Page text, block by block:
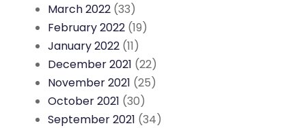
March 2022 (33)
February 2022 (19)
January 2022 (11)
December 2021 (22)
November 2021 (25)
October 2021 (30)
September 2021 (34)